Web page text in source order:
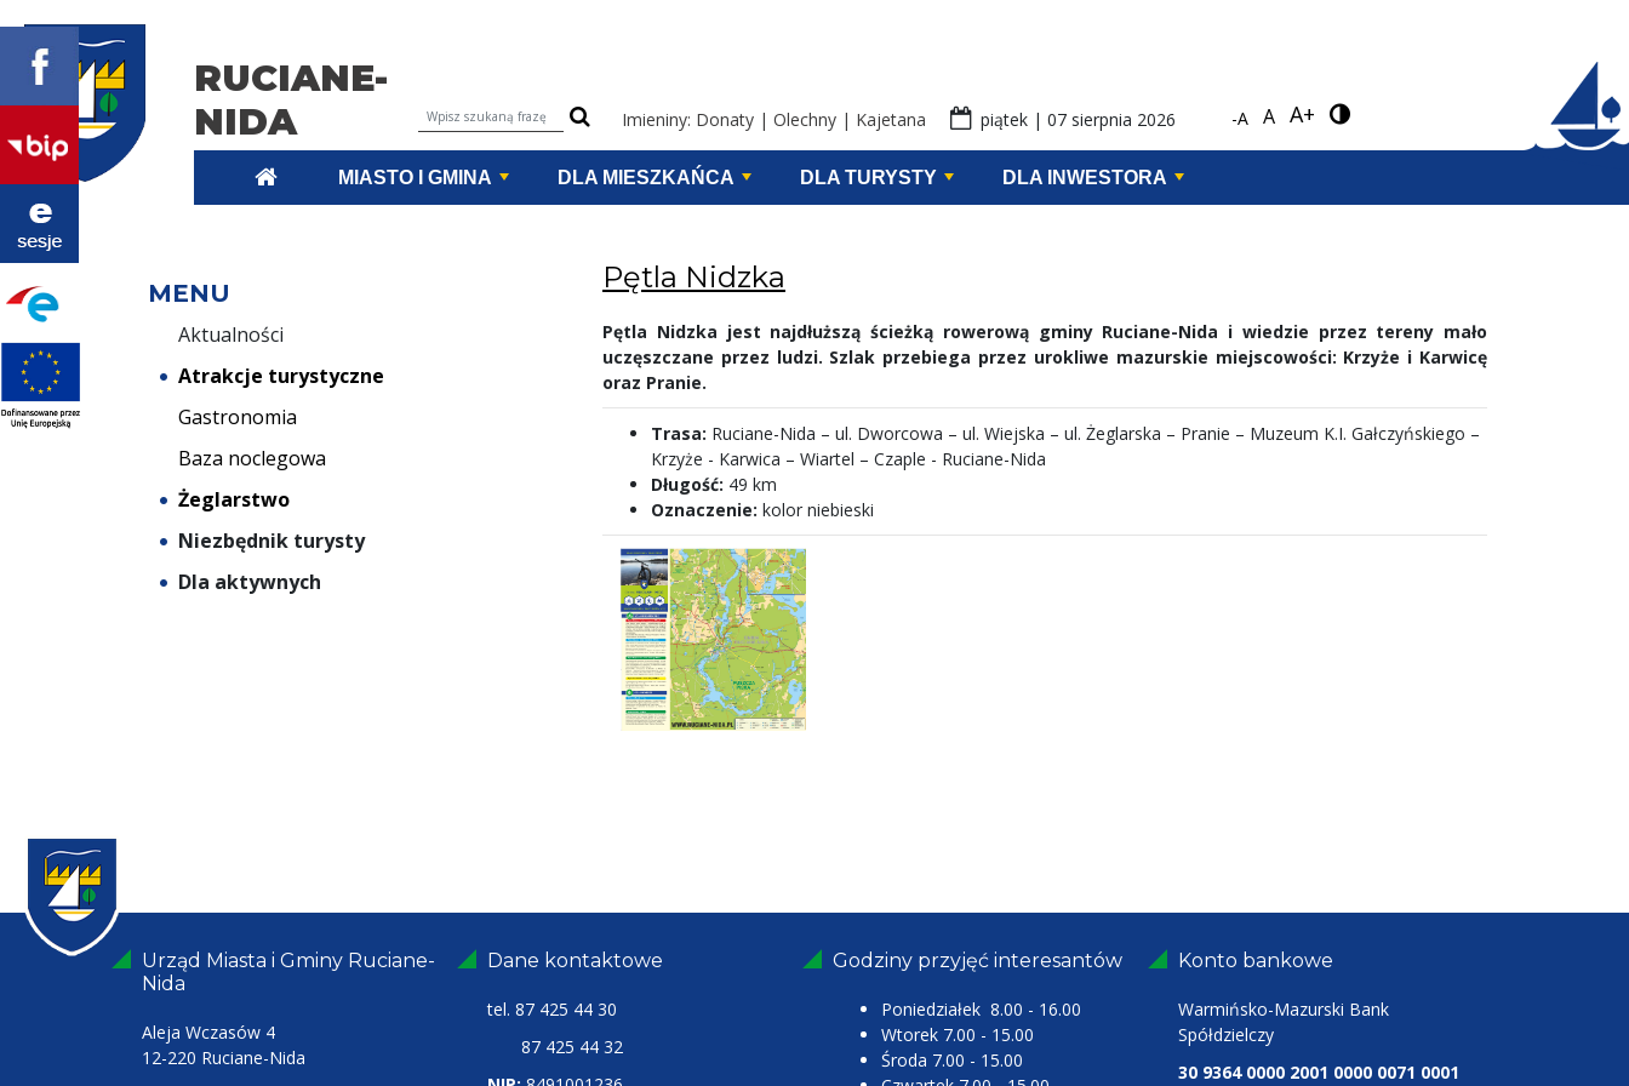
RUCIANE-
NIDA
Wyszukiwarka treści na stronieImieniny: Donaty | Olechny | Kajetana piątek | 07 sierpnia 2026 -A A A+
MIASTO I GMINA DLA MIESZKAŃCA DLA TURYSTY DLA INWESTORA
MENU
Aktualności
Atrakcje turystyczne
Gastronomia
Baza noclegowa
Żeglarstwo
Niezbędnik turysty
Dla aktywnych
Pętla Nidzka
Pętla Nidzka jest najdłuższą ścieżką rowerową gminy Ruciane-Nida i wiedzie przez tereny mało
uczęszczane przez ludzi. Szlak przebiega przez urokliwe mazurskie miejscowości: Krzyże i Karwicę
oraz Pranie.
Trasa: Ruciane-Nida – ul. Dworcowa – ul. Wiejska – ul. Żeglarska – Pranie – Muzeum K.I. Gałczyńskiego –
Krzyże - Karwica – Wiartel – Czaple - Ruciane-Nida
Długość: 49 km
Oznaczenie: kolor niebieski
Urząd Miasta i Gminy Ruciane-
Nida
Aleja Wczasów 4
12-220 Ruciane-Nida
Dane kontaktowe
tel. 87 425 44 30
87 425 44 32
Godziny przyjęć interesantów
Poniedziałek 8.00 - 16.00
Wtorek 7.00 - 15.00
Środa 7.00 - 15.00
Konto bankowe
Warmińsko-Mazurski Bank
Spółdzielczy
30 9364 0000 2001 0000 0071 0001